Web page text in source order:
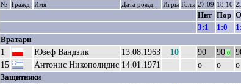
№ Гражд. Имя Дата рожд. Игры Голы 27.09 18.10
Ннт Пор
3:1
1:0
Вратари
1 Юзеф Вандзик 13.08.1963 10 90 90 0
15
Антонис Никополидис 14.01.1971 о о о
Защитники